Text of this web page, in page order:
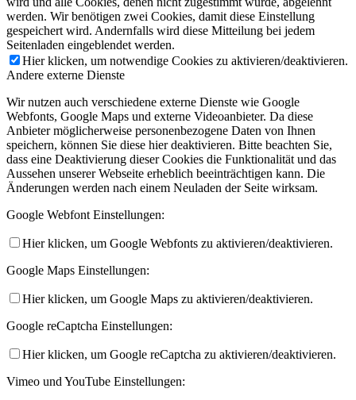
werden. Wir benötigen zwei Cookies, damit diese Einstellung
gespeichert wird. Andernfalls wird diese Mitteilung bei jedem
Seitenladen eingeblendet werden.
Hier klicken, um notwendige Cookies zu aktivieren/deaktivieren.
Andere externe Dienste
Wir nutzen auch verschiedene externe Dienste wie Google
Webfonts, Google Maps und externe Videoanbieter. Da diese
Anbieter möglicherweise personenbezogene Daten von Ihnen
speichern, können Sie diese hier deaktivieren. Bitte beachten Sie,
dass eine Deaktivierung dieser Cookies die Funktionalität und das
Aussehen unserer Webseite erheblich beeinträchtigen kann. Die
Änderungen werden nach einem Neuladen der Seite wirksam.
Google Webfont Einstellungen:
Hier klicken, um Google Webfonts zu aktivieren/deaktivieren.
Google Maps Einstellungen:
Hier klicken, um Google Maps zu aktivieren/deaktivieren.
Google reCaptcha Einstellungen:
Hier klicken, um Google reCaptcha zu aktivieren/deaktivieren.
Vimeo und YouTube Einstellungen: